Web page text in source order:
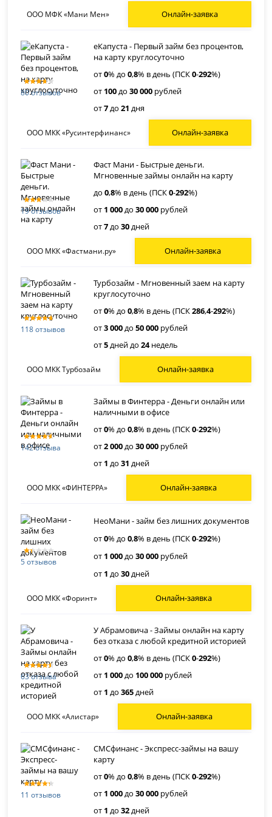
ООО МФК «Мани Мен» Онлайн-заявка
80 отзывов
еКапуста - Первый займ без процентов,
на карту круглосуточно
от0% до0,8% в день (ПСК0-292%)
от 100до30 000 рублей
от7до21 дня
ООО МКК «Русинтерфинанс» Онлайн-заявка
19 отзывов
Фаст Мани - Быстрые деньги.
Мгновенные займы онлайн на карту
до0,8% в день (ПСК0-292%)
от 1 000до30 000 рублей
от7до30дней
ООО МКК «Фастмани.ру» Онлайн-заявка
118 отзывов
Турбозайм - Мгновенный заем на карту
круглосуточно
от0% до0,8% в день (ПСК286,4-292%)
от3 000до50 000 рублей
от5дней до24недель
ООО МКК Турбозайм Онлайн-заявка
142 отзыва
Займы в Финтерра - Деньги онлайн или
наличными в офисе
от0% до0,8% в день (ПСК0-292%)
от2 000до30 000 рублей
от 1 до31 дней
ООО МКК «ФИНТЕРРА» Онлайн-заявка
5 отзывов
НеоМани - займ без лишних документов
от0% до0,8% в день (ПСК0-292%)
от 1 000до30 000 рублей
от 1 до30дней
ООО МКК «Форинт» Онлайн-заявка
63 отзыва
У Абрамовича - Займы онлайн на карту
без отказа с любой кредитной историей
от0% до0,8% в день (ПСК0-292%)
от 1 000до 100 000 рублей
от 1 до365дней
ООО МКК «Алистар» Онлайн-заявка
11 отзывов
СМСфинанс - Экспресс-займы на вашу
карту
от0% до0,8% в день (ПСК0-292%)
от 1 000до30 000 рублей
от 1 до32дней